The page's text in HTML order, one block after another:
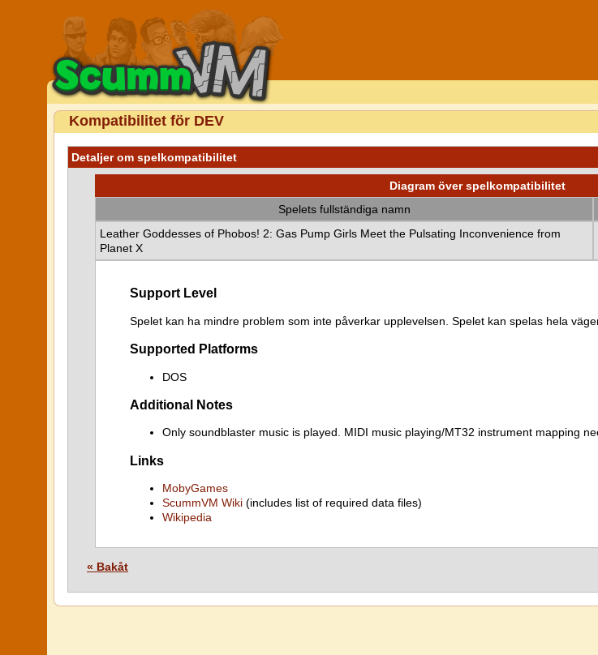
Kompatibilitet för DEV
Detaljer om spelkompatibilitet
Diagram över spelkompatibilitet
Spelets fullständiga namn
Leather Goddesses of Phobos! 2: Gas Pump Girls Meet the Pulsating Inconvenience from
Planet X
Support Level
Spelet kan ha mindre problem som inte påverkar upplevelsen. Spelet kan spelas hela
Supported Platforms
DOS
Additional Notes
Only soundblaster music is played. MIDI music playing/MT32 instrument mapping
Links
MobyGames
ScummVM Wiki (includes list of required data files)
Wikipedia
« Bakåt